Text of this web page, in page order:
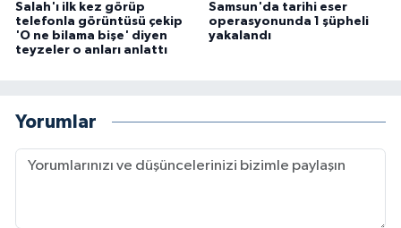
Salah'ı ilk kez görüp
telefonla görüntüsü çekip
'O ne bilama bişe' diyen
teyzeler o anları anlattı
Samsun'da tarihi eser
operasyonunda 1 şüpheli
yakalandı
Yorumlar